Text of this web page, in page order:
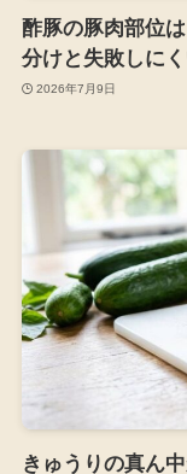
酢豚の豚肉部位
分けと失敗しに
2026年7月9日
きゅうりの真ん